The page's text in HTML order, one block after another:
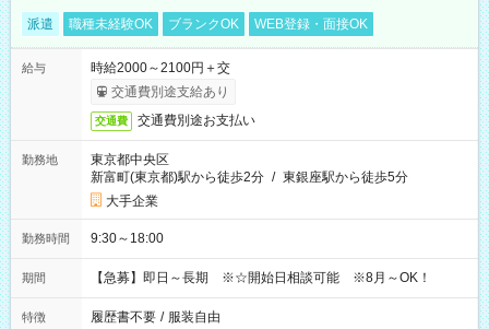
派遣 職種未経験OK ブランクOK WEB登録・面接OK
給与
時給2000～2100円＋交
交通費別途支給あり
交通費 交通費別途お支払い
勤務地
東京都中央区
新富町(東京都)駅から徒歩2分 / 東銀座駅から徒歩5分
大手企業
勤務時間 9:30～18:00
期間 【急募】即日～長期 ※☆開始日相談可能 ※8月～OK！
特徴 履歴書不要 / 服装自由